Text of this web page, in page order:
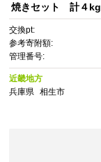
焼きセット 計４kg
交換pt:
参考寄附額:
管理番号:
近畿地方
兵庫県
相生市